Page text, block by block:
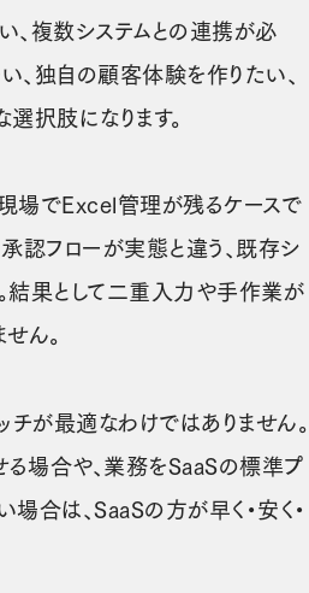
、複数システムとの連携が必
、独自の顧客体験を作りたい、
択肢になります。
場でExcel管理が残るケースで
認フローが実態と違う、既存シ
結果として二重入力や手作業が
ん。
チが最適なわけではありません。
場合や、業務をSaaSの標準プ
合は、SaaSの方が早く・安く・